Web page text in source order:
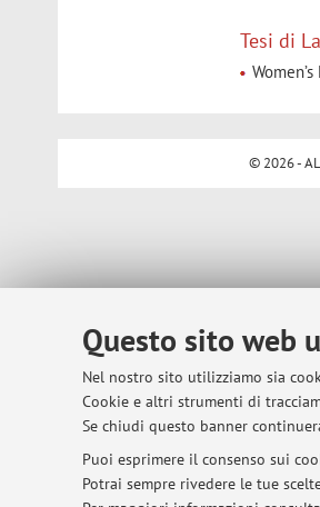
Questo sito web
Nel nostro sito utilizziamo sia
Cookie e altri strumenti di
Se chiudi questo banner
Puoi esprimere il consenso sui
Potrai sempre rivedere le tue
Tesi di
© 2026 -